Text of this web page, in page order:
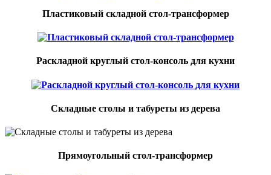
Пластиковый складной стол-трансформер
Раскладной круглый стол-консоль для кухни
Складные столы и табуреты из дерева
Прямоугольный стол-трансформер